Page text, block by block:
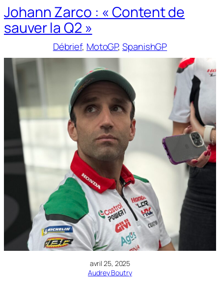
Johann Zarco : « Content de
sauver la Q2 »
Débrief, MotoGP, SpanishGP
avril 25, 2025
Audrey Boutry